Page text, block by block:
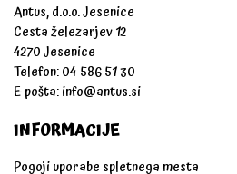
Antus, d.o.o. Jesenice
Cesta železarjev 12
4270 Jesenice
Telefon: 04 586 51 30
E-pošta:info@antus.si
INFORMACIJE
Pogoji uporabe spletnega mesta